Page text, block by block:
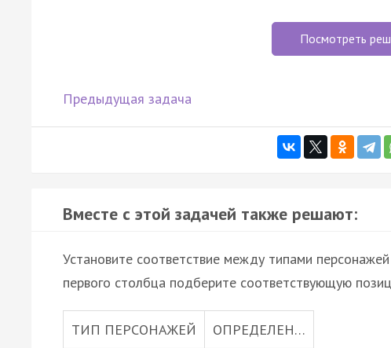
Посмотреть
Предыдущая задача
Вместе с этой задачей также решают:
Установите соответствие между типами
первого столбца подберите соответствующую
ТИП ПЕРСОНАЖЕЙ ОПРЕДЕЛЕН…